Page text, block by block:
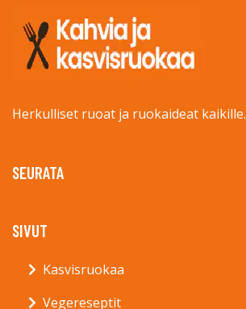
Herkulliset ruoat ja ruokaideat kaikille.
SEURATA
SIVUT
Kasvisruokaa
Vegereseptit